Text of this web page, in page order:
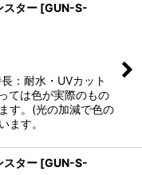
スター [GUN-S-
：耐水・UVカット
ては色が実際のもの
す。(光の加減で色の
ます。
スター [GUN-S-